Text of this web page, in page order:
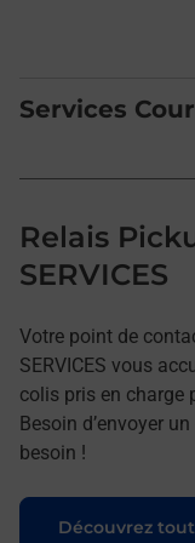
Services
Relais
SERVICES
Votre point de
SERVICES vous
colis pris en charge
Besoin d’envoyer
besoin !
Découvrez